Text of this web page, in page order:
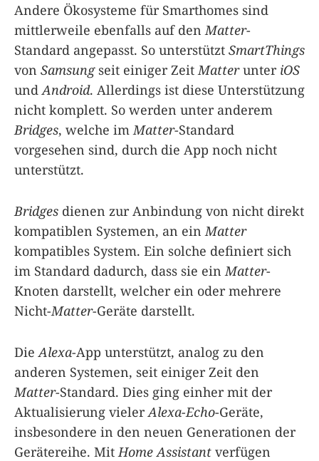
Andere Ökosysteme für Smarthomes sind
mittlerweile ebenfalls auf den Matter-
Standard angepasst. So unterstützt SmartThings
von Samsungseit einiger Zeit Matterunter iOS
und Android. Allerdings ist diese Unterstützung
nicht komplett. So werden unter anderem
Bridges, welche im Matter-Standard
vorgesehen sind, durch die App noch nicht
unterstützt.
Bridges dienen zur Anbindung von nicht direkt
kompatiblen Systemen, an ein Matter
kompatibles System. Ein solche definiert sich
im Standard dadurch, dass sie ein Matter-
Knoten darstellt, welcher ein oder mehrere
Nicht-Matter-Geräte darstellt.
Die Alexa-App unterstützt, analog zu den
anderen Systemen, seit einiger Zeit den
Matter-Standard. Dies ging einher mit der
Aktualisierung vielerAlexa-Echo-Geräte,
insbesondere in den neuen Generationen der
Gerätereihe. Mit Home Assistant verfügen